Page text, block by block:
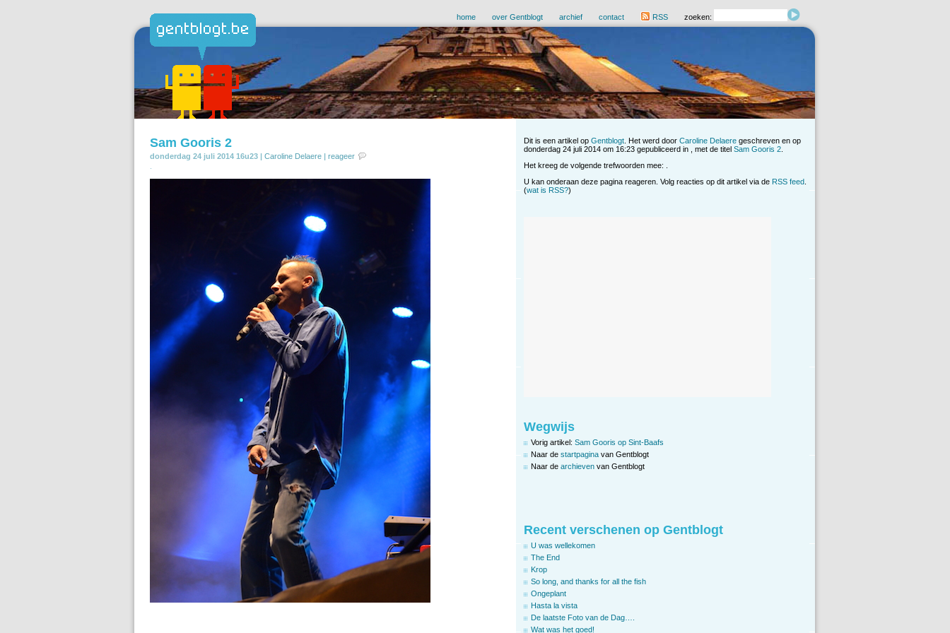
home over Gentblogt archief contact RSS zoeken:
Sam Gooris 2
donderdag 24 juli 2014 16u23 | Caroline Delaere | reageer
Dit is een artikel op Gentblogt . Het werd door Caroline Delaere geschreven en op
donderdag 24 juli 2014 om 16:23 gepubliceerd in , met de titel Sam Gooris 2
Het kreeg de volgende trefwoorden mee: .
U kan onderaan deze pagina reageren. Volg reacties op dit artikel via de RSS feed.
(wat is RSS?)
Wegwijs
Vorig artikel: Sam Gooris op Sint-Baafs
Naar de startpagina van Gentblogt
Naar de archieven van Gentblogt
Recent verschenen op Gentblogt
U was wellekomen
The End
Krop
So long, and thanks for all the fish
Ongeplant
Hasta la vista
De laatste Foto van de Dag….
Wat was het goed!